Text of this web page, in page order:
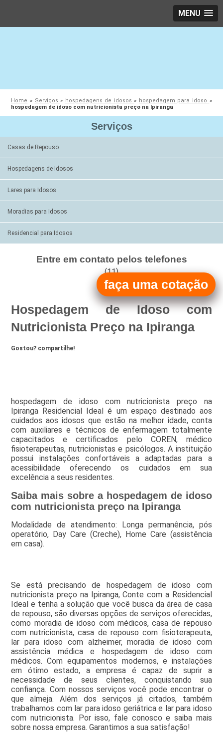
MENU
Home » Serviços» hospedagens de idosos» hospedagem para idoso »
hospedagem de idoso com nutricionista preço na Ipiranga
Serviços
Casas de Repouso
Hospedagens de Idosos
Lares para Idosos
Moradias para Idosos
Residencial para Idosos
Entre em contato pelos telefones
(11)
(11)
Hospedagem de Idoso com
Nutricionista Preço na Ipiranga
Gostou? compartilhe!
hospedagem de idoso com nutricionista preço na
Ipiranga Residencial Ideal é um espaço destinado aos
cuidados aos idosos que estão na melhor idade, conta
com auxiliares e técnicos de enfermagem totalmente
capacitados e certificados pelo COREN, médico
fisioterapeutas, nutricionistas e psicólogos. A instituição
possui instalações confortáveis a adaptadas para a
acessibilidade oferecendo os cuidados em sua
excelência a seus residentes.
Saiba mais sobre a hospedagem de idoso
com nutricionista preço na Ipiranga
Modalidade de atendimento: Longa permanência, pós
operatório, Day Care (Creche), Home Care (assistência
em casa).
Se está precisando de hospedagem de idoso com
nutricionista preço na Ipiranga, Conte com a Residencial
Ideal e tenha a solução que você busca da área de casa
de repouso, são diversas opções de serviços oferecidas,
como moradia de idoso com médicos, casa de repouso
com nutricionista, casa de repouso com fisioterapeuta,
lar para idoso com alzheimer, moradia de idoso com
assistência médica e hospedagem de idoso com
médicos. Com equipamentos modernos, e instalações
em ótimo estado, a empresa é capaz de suprir a
necessidade de seus clientes, conquistando sua
confiança. Com nossos serviços você pode encontrar o
que almeja. Além dos serviços já citados, também
trabalhamos com lar para idoso geriátrica e lar para idoso
com nutricionista. Por isso, fale conosco e saiba mais
sobre nossa empresa. Garantimos a sua satisfação!
faça uma cotação